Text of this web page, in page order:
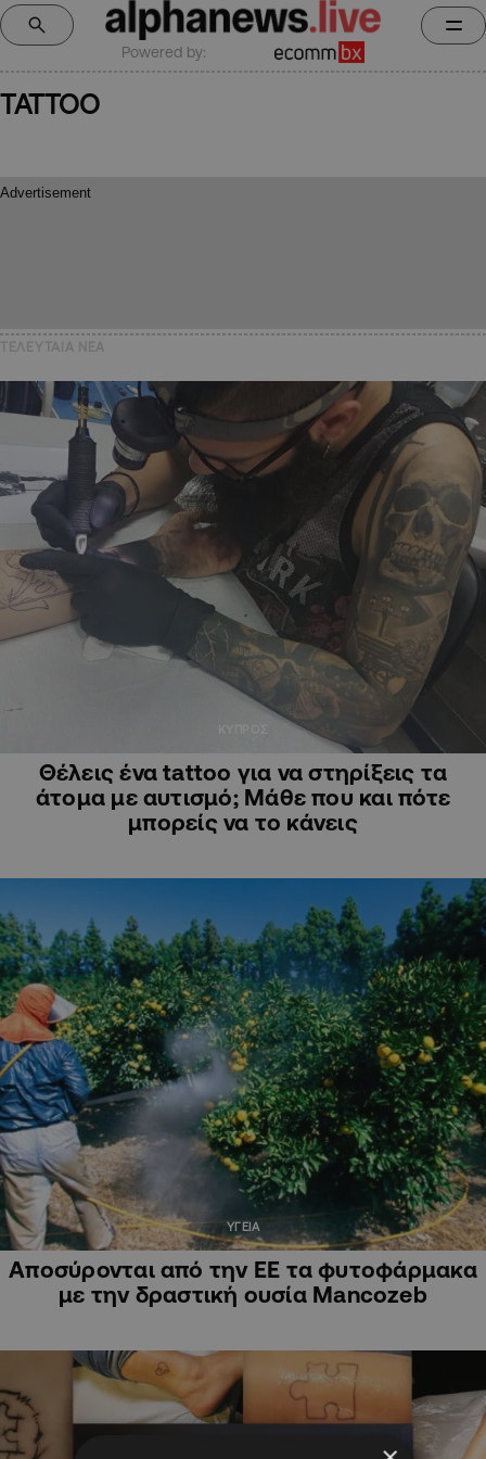
Powered by:
TATTOO
Θέλεις ένα tattoo για να στηρίξεις τα
άτομα με αυτισμό; Μάθε που και πότε
μπορείς να το κάνεις
ΥΓΕΙΑ
Aποσύρονται από την ΕΕ τα φυτοφάρμακα
με την δραστική ουσία Mancozeb